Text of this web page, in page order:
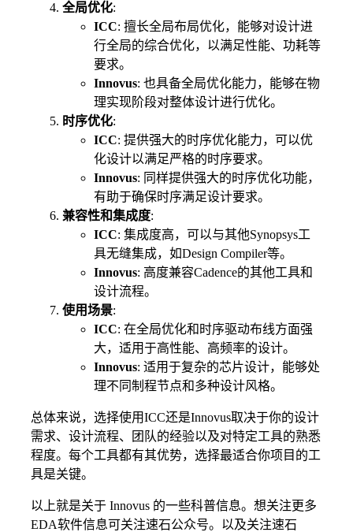
全局优化:
ICC: 擅长全局布局优化，能够对设计进
行全局的综合优化，以满足性能、功耗等
要求。
Innovus: 也具备全局优化能力，能够在物
理实现阶段对整体设计进行优化。
时序优化:
ICC: 提供强大的时序优化能力，可以优
化设计以满足严格的时序要求。
Innovus: 同样提供强大的时序优化功能，
有助于确保时序满足设计要求。
兼容性和集成度:
ICC: 集成度高，可以与其他Synopsys工
具无缝集成，如Design Compiler等。
Innovus: 高度兼容Cadence的其他工具和
设计流程。
使用场景:
ICC: 在全局优化和时序驱动布线方面强
大，适用于高性能、高频率的设计。
Innovus: 适用于复杂的芯片设计，能够处
理不同制程节点和多种设计风格。
总体来说，选择使用ICC还是Innovus取决于你的设计
需求、设计流程、团队的经验以及对特定工具的熟悉
程度。每个工具都有其优势，选择最适合你项目的工
具是关键。
以上就是关于 Innovus 的一些科普信息。想关注更多
EDA软件信息可关注速石公众号。以及关注速石